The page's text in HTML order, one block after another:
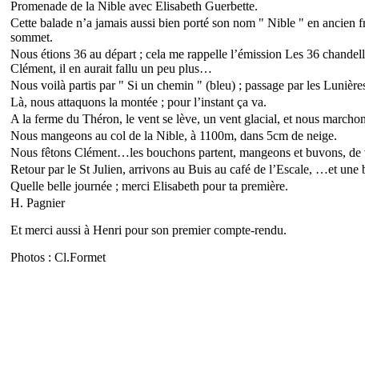
Promenade de la Nible avec Elisabeth Guerbette.
Cette balade n’a jamais aussi bien porté son nom " Nible " en
sommet.
Nous étions 36 au départ ; cela me rappelle l’émission Les 36
Clément, il en aurait fallu un peu plus…
Nous voilà partis par " Si un chemin " (bleu) ; passage par les
Là, nous attaquons la montée ; pour l’instant ça va.
A la ferme du Théron, le vent se lève, un vent glacial, et nous
Nous mangeons au col de la Nible, à 1100m, dans 5cm de neige.
Nous fêtons Clément…les bouchons partent, mangeons et buvons, de
Retour par le St Julien, arrivons au Buis au café de l’Escale, …et une
Quelle belle journée ; merci Elisabeth pour ta première.
H. Pagnier
Et merci aussi à Henri pour son premier compte-rendu.
Photos : Cl.Formet